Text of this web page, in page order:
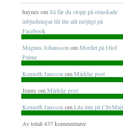
haynes omSå får du stopp på oönskade
inbjudningar till lite allt möjligt på
Facebook
Magnus Johansson omMordet på Olof
Palme
Kenneth Jansson omMärklig post
Jenny omMärklig post
Kenneth Jansson omLita inte på CityMail
Av totalt 437 kommentarer